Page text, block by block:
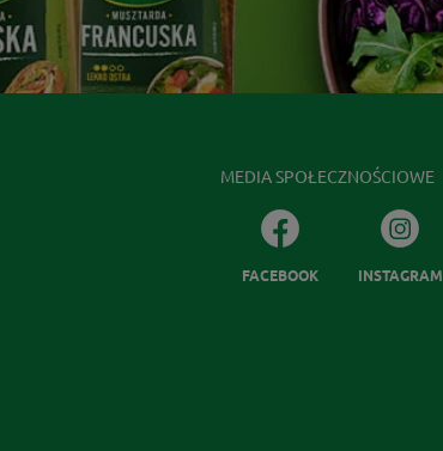
MEDIA SPOŁECZNOŚCIOWE
FACEBOOK INSTAGRAM